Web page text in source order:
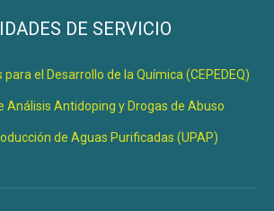
DE SERVICIO
el Desarrollo de la Química (CEPEDEQ)
Análisis Antidoping y Drogas de Abuso
de Aguas Purificadas (UPAP)